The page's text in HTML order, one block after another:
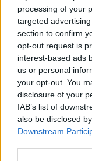
processing of your
targeted
section to confirm
opt-out request is
interest-based ads
us or personal
your opt-out. You
disclosure of your
IAB’s list of
also be disclosed
Downstream